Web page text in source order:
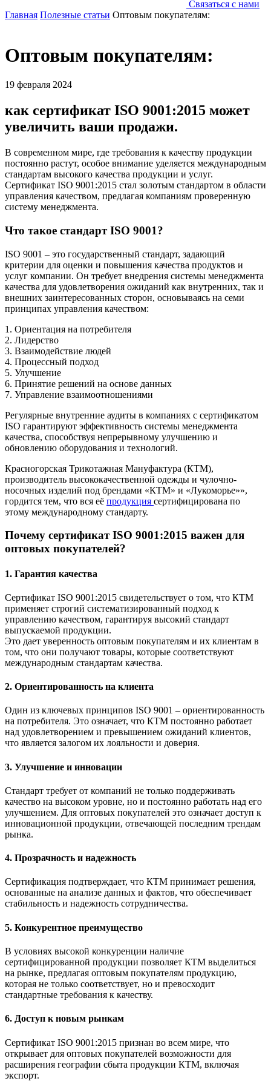
Связаться с нами
Главная Полезные статьи Оптовым покупателям:
Оптовым покупателям:
19 февраля 2024
как сертификат ISO 9001:2015 может
увеличить ваши продажи.
В современном мире, где требования к качеству продукции
постоянно растут, особое внимание уделяется международным
стандартам высокого качества продукции и услуг.
Сертификат ISO 9001:2015 стал золотым стандартом в области
управления качеством, предлагая компаниям проверенную
систему менеджмента.
Что такое стандарт ISO 9001?
ISO 9001 – это государственный стандарт, задающий
критерии для оценки и повышения качества продуктов и
услуг компании. Он требует внедрения системы менеджмента
качества для удовлетворения ожиданий как внутренних, так и
внешних заинтересованных сторон, основываясь на семи
принципах управления качеством:
1. Ориентация на потребителя
2. Лидерство
3. Взаимодействие людей
4. Процессный подход
5. Улучшение
6. Принятие решений на основе данных
7. Управление взаимоотношениями
Регулярные внутренние аудиты в компаниях с сертификатом
ISO гарантируют эффективность системы менеджмента
качества, способствуя непрерывному улучшению и
обновлению оборудования и технологий.
Красногорская Трикотажная Мануфактура (КТМ),
производитель высококачественной одежды и чулочно-
носочных изделий под брендами «КТМ» и «Лукоморье»»,
гордится тем, что вся её продукция сертифицирована по
этому международному стандарту.
Почему сертификат ISO 9001:2015 важен для
оптовых покупателей?
1. Гарантия качества
Сертификат ISO 9001:2015 свидетельствует о том, что КТМ
применяет строгий систематизированный подход к
управлению качеством, гарантируя высокий стандарт
выпускаемой продукции.
Это дает уверенность оптовым покупателям и их клиентам в
том, что они получают товары, которые соответствуют
международным стандартам качества.
2. Ориентированность на клиента
Один из ключевых принципов ISO 9001 – ориентированность
на потребителя. Это означает, что КТМ постоянно работает
над удовлетворением и превышением ожиданий клиентов,
что является залогом их лояльности и доверия.
3. Улучшение и инновации
Стандарт требует от компаний не только поддерживать
качество на высоком уровне, но и постоянно работать над его
улучшением. Для оптовых покупателей это означает доступ к
инновационной продукции, отвечающей последним трендам
рынка.
4. Прозрачность и надежность
Сертификация подтверждает, что КТМ принимает решения,
основанные на анализе данных и фактов, что обеспечивает
стабильность и надежность сотрудничества.
5. Конкурентное преимущество
В условиях высокой конкуренции наличие
сертифицированной продукции позволяет КТМ выделиться
на рынке, предлагая оптовым покупателям продукцию,
которая не только соответствует, но и превосходит
стандартные требования к качеству.
6. Доступ к новым рынкам
Сертификат ISO 9001:2015 признан во всем мире, что
открывает для оптовых покупателей возможности для
расширения географии сбыта продукции КТМ, включая
экспорт.